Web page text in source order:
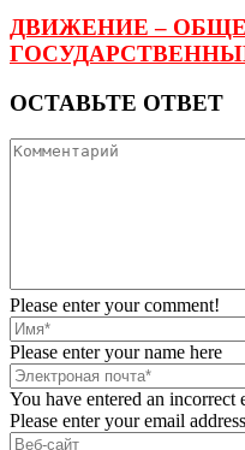
ДВИЖЕНИЕ –
ОСТАВЬТЕ ОТВЕТ
Please enter your comment!
Please enter your name here
You have entered an incorrect
Please enter your email